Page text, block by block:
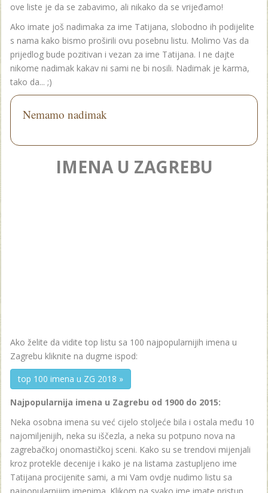
ove liste je da se zabavimo, ali nikako da se vrijeđamo!
Ako imate još nadimaka za ime Tatijana, slobodno ih podijelite
s nama kako bismo proširili ovu posebnu listu. Molimo Vas da
prijedlog bude pozitivan i vezan za ime Tatijana. I ne dajte
nikome nadimak kakav ni sami ne bi nosili. Nadimak je karma,
tako da... ;)
Nemamo nadimak
IMENA U ZAGREBU
Ako želite da vidite top listu sa 100 najpopularnijih imena u
Zagrebu kliknite na dugme ispod:
top 100 imena u ZG 2018 »
Najpopularnija imena u Zagrebu od 1900 do 2015:
Neka osobna imena su već cijelo stoljeće bila i ostala među 10
najomiljenijih, neka su iščezla, a neka su potpuno nova na
zagrebačkoj onomastičkoj sceni. Kako su se trendovi mijenjali
kroz protekle decenije i kako je na listama zastupljeno ime
Tatijana procijenite sami, a mi Vam ovdje nudimo listu sa
najpopularnijim imenima. Klikom na svako ime imate pristup